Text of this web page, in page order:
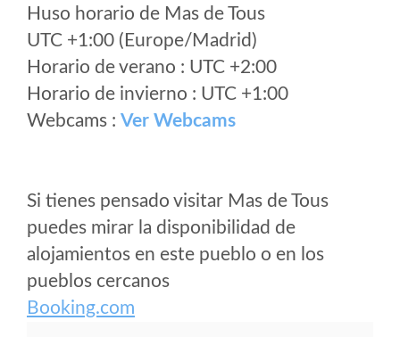
Huso horario de Mas de Tous
UTC +1:00 (Europe/Madrid)
Horario de verano : UTC +2:00
Horario de invierno : UTC +1:00
Webcams : Ver Webcams
Si tienes pensado visitar Mas de Tous
puedes mirar la disponibilidad de
alojamientos en este pueblo o en los
pueblos cercanos
Booking.com